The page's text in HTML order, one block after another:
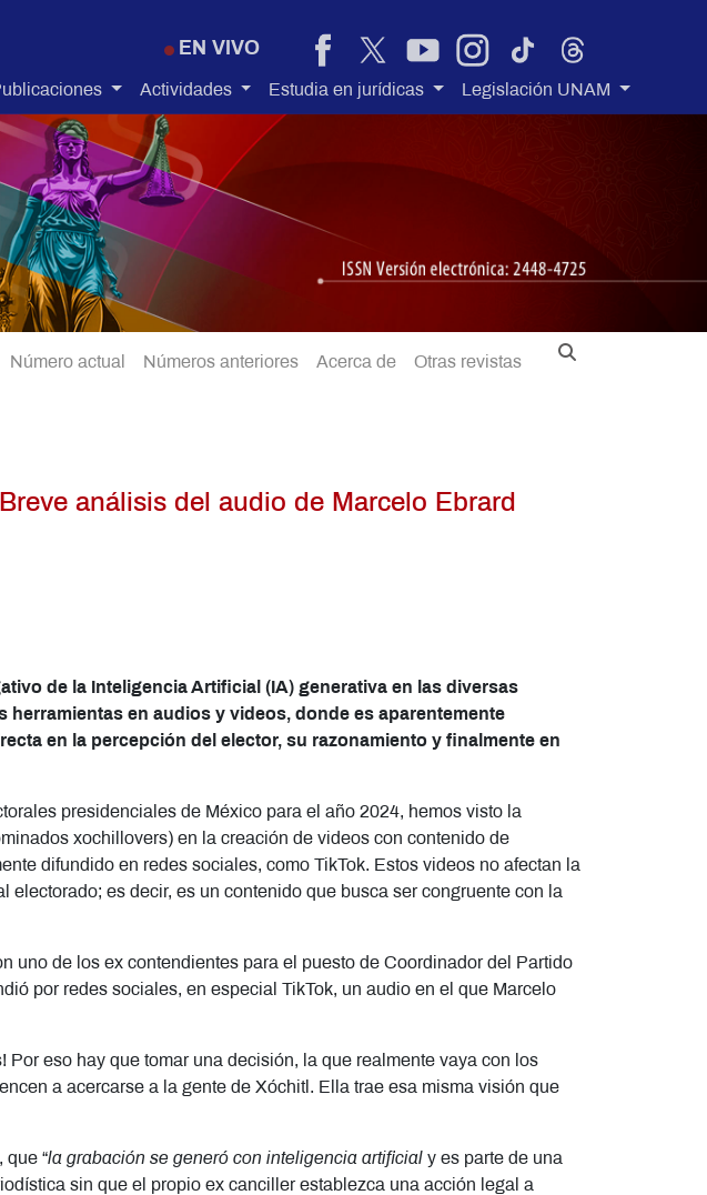
EN VIVO
Actividades Estudia en jurídicas Legislación UNAM
Número actual Números anteriores Acerca de Otras revistas
análisis del audio de Marcelo Ebrard
de la Inteligencia Artificial (IA) generativa en las diversas
en audios y videos, donde es aparentemente
en la percepción del elector, su razonamiento y finalmente en
presidenciales de México para el año 2024, hemos visto la
xochillovers) en la creación de videos con contenido de
difundido en redes sociales, como TikTok. Estos videos no afectan la
es decir, es un contenido que busca ser congruente con la
uno de los ex contendientes para el puesto de Coordinador del Partido
por redes sociales, en especial TikTok, un audio en el que Marcelo
Por eso hay que tomar una decisión, la que realmente vaya con los
a acercarse a la gente de Xóchitl. Ella trae esa misma visión que
“la grabación se generó con inteligencia artificial y es parte de una
sin que el propio ex canciller establezca una acción legal a